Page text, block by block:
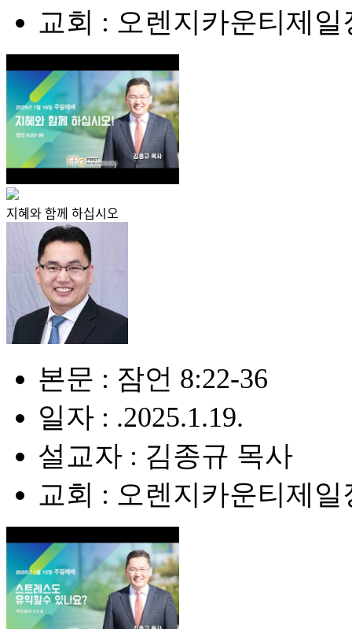
교회 : 오렌지카운티제일
지혜와 함께 하십시오
본문 : 잠언 8:22-36
일자 : .2025.1.19.
설교자 : 김종규 목사
교회 : 오렌지카운티제일